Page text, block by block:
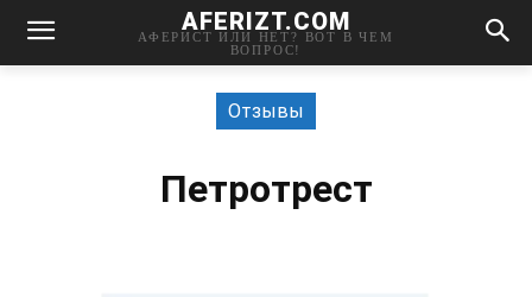
AFERIZT.COM
АФЕРИСТ ИЛИ НЕТ? ВОТ В ЧЕМ
ВОПРОС!
Отзывы
Петротрест